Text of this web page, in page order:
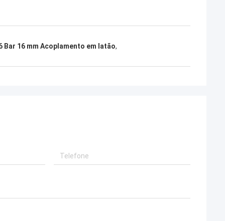
Bar 16 mm Acoplamento em latão,